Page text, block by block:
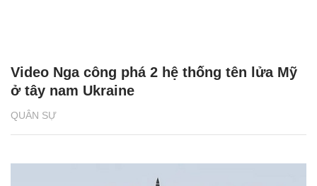
QUÂN SỰ
Video Nga công phá 2 hệ thống tên lửa Mỹ
ở tây nam Ukraine